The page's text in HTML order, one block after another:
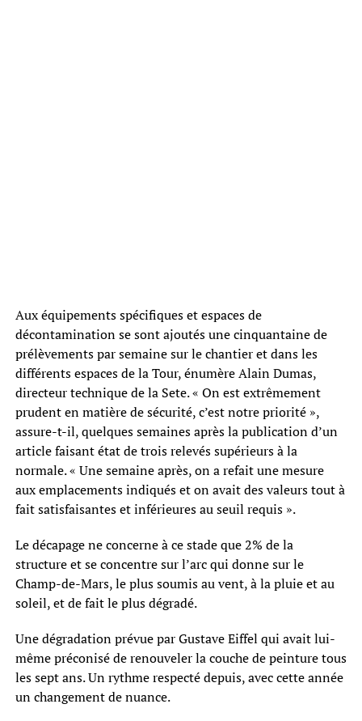
Aux équipements spécifiques et espaces de
décontamination se sont ajoutés une cinquantaine de
prélèvements par semaine sur le chantier et dans les
différents espaces de la Tour, énumère Alain Dumas,
directeur technique de la Sete. « On est extrêmement
prudent en matière de sécurité, c’est notre priorité »,
assure-t-il, quelques semaines après la publication d’un
article faisant état de trois relevés supérieurs à la
normale. « Une semaine après, on a refait une mesure
aux emplacements indiqués et on avait des valeurs tout à
fait satisfaisantes et inférieures au seuil requis ».
Le décapage ne concerne à ce stade que 2% de la
structure et se concentre sur l’arc qui donne sur le
Champ-de-Mars, le plus soumis au vent, à la pluie et au
soleil, et de fait le plus dégradé.
Une dégradation prévue par Gustave Eiffel qui avait lui-
même préconisé de renouveler la couche de peinture tous
les sept ans. Un rythme respecté depuis, avec cette année
un changement de nuance.